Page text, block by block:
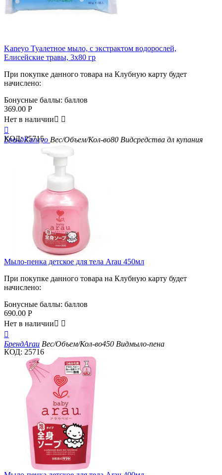
Kaneyo Туалетное мыло, с экстрактом водорослей,
Елисейские травы, 3х80 гр
При покупке данного товара на Клубную карту будет
начислено:
Бонусные баллы: баллов
369.00 Р
Нет в наличии 

БрендKaneyo Вес/Объем/Кол-во80 Видсредства дл купания
КОД: 25715
Мыло-пенка детское для тела Arau 450мл
При покупке данного товара на Клубную карту будет
начислено:
Бонусные баллы: баллов
690.00 Р
Нет в наличии 

БрендArau Вес/Объем/Кол-во450 Видмыло-пена
КОД: 25716